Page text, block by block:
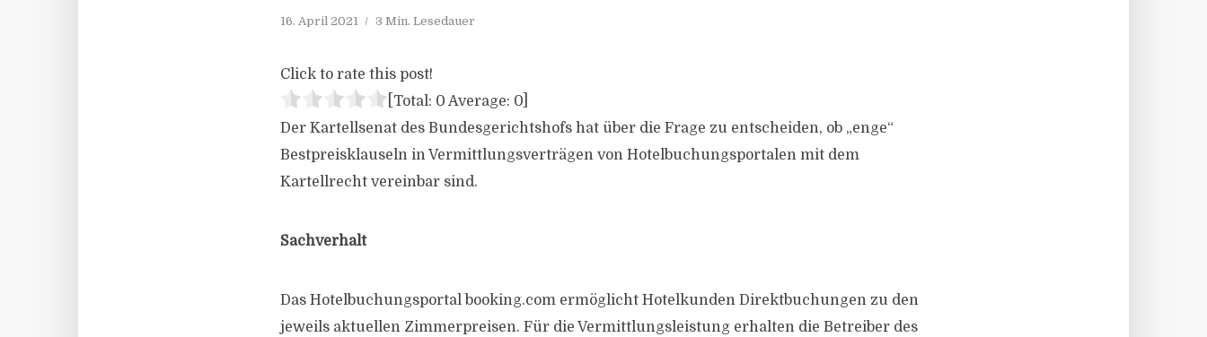
16. April 2021 3 Min. Lesedauer
Click to rate this post!
[Total: 0 Average: 0
Der Kartellsenat des Bundesgerichtshofs hat über die Frage zu entscheiden, ob „enge“
Bestpreisklauseln in Vermittlungsverträgen von Hotelbuchungsportalen mit dem
Kartellrecht vereinbar sind.
Sachverhalt
Das Hotelbuchungsportal booking.com ermöglicht Hotelkunden Direktbuchungen zu den
jeweils aktuellen Zimmerpreisen. Für die Vermittlungsleistung erhalten die Betreiber des